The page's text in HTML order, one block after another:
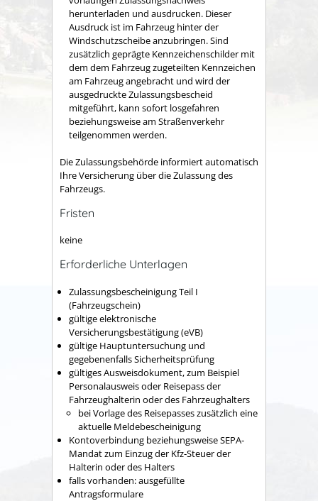
herunterladen und ausdrucken. Dieser
Ausdruck ist im Fahrzeug hinter der
Windschutzscheibe anzubringen. Sind
zusätzlich geprägte Kennzeichenschilder mit
dem dem Fahrzeug zugeteilten Kennzeichen
am Fahrzeug angebracht und wird der
ausgedruckte Zulassungsbescheid
mitgeführt, kann sofort losgefahren
beziehungsweise am Straßenverkehr
teilgenommen werden.
Die Zulassungsbehörde informiert automatisch
Ihre Versicherung über die Zulassung des
Fahrzeugs.
Fristen
keine
Erforderliche Unterlagen
Zulassungsbescheinigung Teil I
(Fahrzeugschein)
gültige elektronische
Versicherungsbestätigung (eVB)
gültige Hauptuntersuchung und
gegebenenfalls Sicherheitsprüfung
gültiges Ausweisdokument, zum Beispiel
Personalausweis oder Reisepass der
Fahrzeughalterin oder des Fahrzeughalters
bei Vorlage des Reisepasses zusätzlich eine
aktuelle Meldebescheinigung
Kontoverbindung beziehungsweise SEPA‐
Mandat zum Einzug der Kfz‐Steuer der
Halterin oder des Halters
falls vorhanden: ausgefüllte
Antragsformulare